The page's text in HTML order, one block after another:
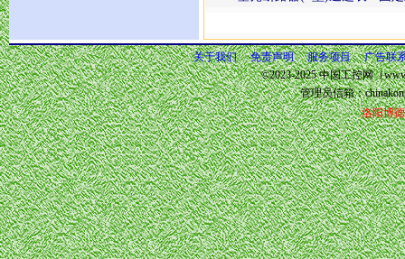
关于我们 免责声明 服务项目
广告联
©2023-2025 中国工控网（
管理员信箱：
洛阳博